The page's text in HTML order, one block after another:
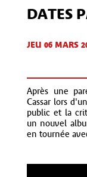
DATES
JEU 06 MARS
Après une
Cassar lors
public et la
un nouvel
en tournée